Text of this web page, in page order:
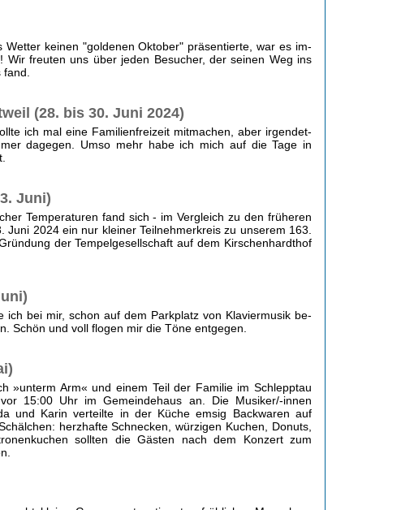
Wetter keinen "goldenen Oktober" präsentierte, war es im­
Wir freuten uns über jeden Besucher, der seinen Weg ins
(28. bis 30. Juni 2024)
ich mal eine Familienfreizeit mitmachen, aber irgendet­
dagegen. Umso mehr habe ich mich auf die Tage in
Juni)
Temperaturen fand sich - im Vergleich zu den früheren
Juni 2024 ein nur kleiner Teilnehmerkreis zu unserem 163.
der Tempelgesellschaft auf dem Kirschenhardthof
ich bei mir, schon auf dem Parkplatz von Klaviermusik be­
Schön und voll flogen mir die Töne entgegen.
»unterm Arm« und einem Teil der Familie im Schlepptau
15:00 Uhr im Gemeindehaus an. Die Musiker/-innen
und Karin verteilte in der Küche emsig Backwaren auf
herzhafte Schnecken, würzigen Kuchen, Donuts,
sollten die Gästen nach dem Konzert zum